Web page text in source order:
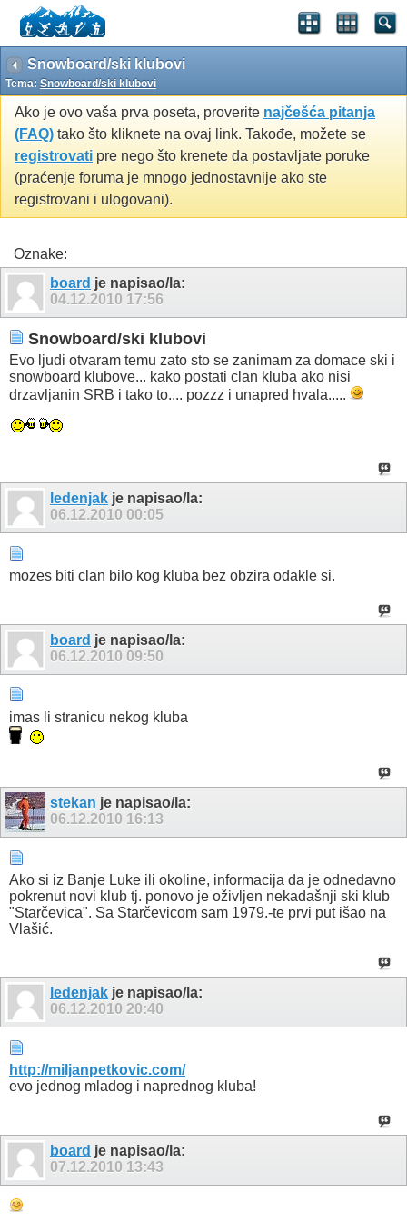
Snowboard/ski klubovi
Tema: Snowboard/ski klubovi
Ako je ovo vaša prva poseta, proverite najčešća pitanja
(FAQ) tako što kliknete na ovaj link. Takođe, možete se
registrovati pre nego što krenete da postavljate poruke
(praćenje foruma je mnogo jednostavnije ako ste
registrovani i ulogovani).
Oznake:
board je napisao/la:
04.12.2010 17:56
Snowboard/ski klubovi
Evo ljudi otvaram temu zato sto se zanimam za domace ski i
snowboard klubove... kako postati clan kluba ako nisi
drzavljanin SRB i tako to.... pozzz i unapred hvala.....
ledenjak je napisao/la:
06.12.2010 00:05
mozes biti clan bilo kog kluba bez obzira odakle si.
board je napisao/la:
06.12.2010 09:50
imas li stranicu nekog kluba
stekan je napisao/la:
06.12.2010 16:13
Ako si iz Banje Luke ili okoline, informacija da je odnedavno
pokrenut novi klub tj. ponovo je oživljen nekadašnji ski klub
"Starčevica". Sa Starčevicom sam 1979.-te prvi put išao na
Vlašić.
ledenjak je napisao/la:
06.12.2010 20:40
http://miljanpetkovic.com/
evo jednog mladog i naprednog kluba!
board je napisao/la:
07.12.2010 13:43